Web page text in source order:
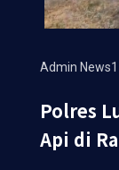
Admin News1
Polres
Api di